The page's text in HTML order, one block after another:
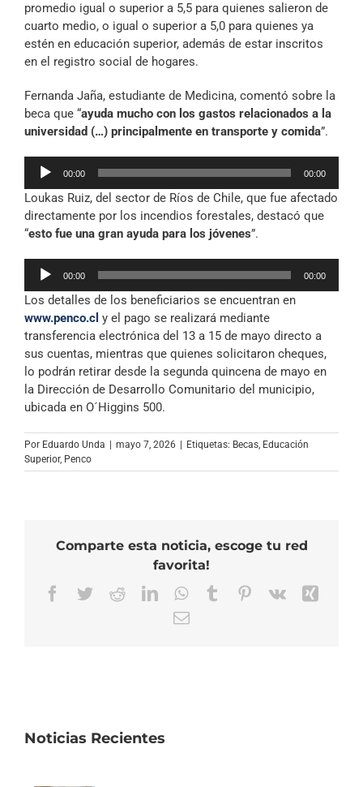
promedio igual o superior a 5,5 para quienes salieron de
cuarto medio, o igual o superior a 5,0 para quienes ya
estén en educación superior, además de estar inscritos
en el registro social de hogares.
Fernanda Jaña, estudiante de Medicina, comentó sobre la
beca que “ayuda mucho con los gastos relacionados a la
universidad (…) principalmente en transporte y comida”.
Reproductor
audio
00:00 00:00
Loukas Ruiz, del sector de Ríos de Chile, que fue afectado
directamente por los incendios forestales, destacó que
“esto fue una gran ayuda para los jóvenes”.
Reproductor
audio
00:00 00:00
Los detalles de los beneficiarios se encuentran en
www.penco.cl y el pago se realizará mediante
transferencia electrónica del 13 a 15 de mayo directo a
sus cuentas, mientras que quienes solicitaron cheques,
lo podrán retirar desde la segunda quincena de mayo en
la Dirección de Desarrollo Comunitario del municipio,
ubicada en O´Higgins 500.
Por Eduardo Unda mayo 7, 2026 Etiquetas: Becas, Educación
Superior, Penco
Comparte esta noticia, escoge tu red
favorita!
Facebook
TwitterRedditLinkedInWhatsApp
TumblrPinterest
Vk
Correo
Noticias Recientes